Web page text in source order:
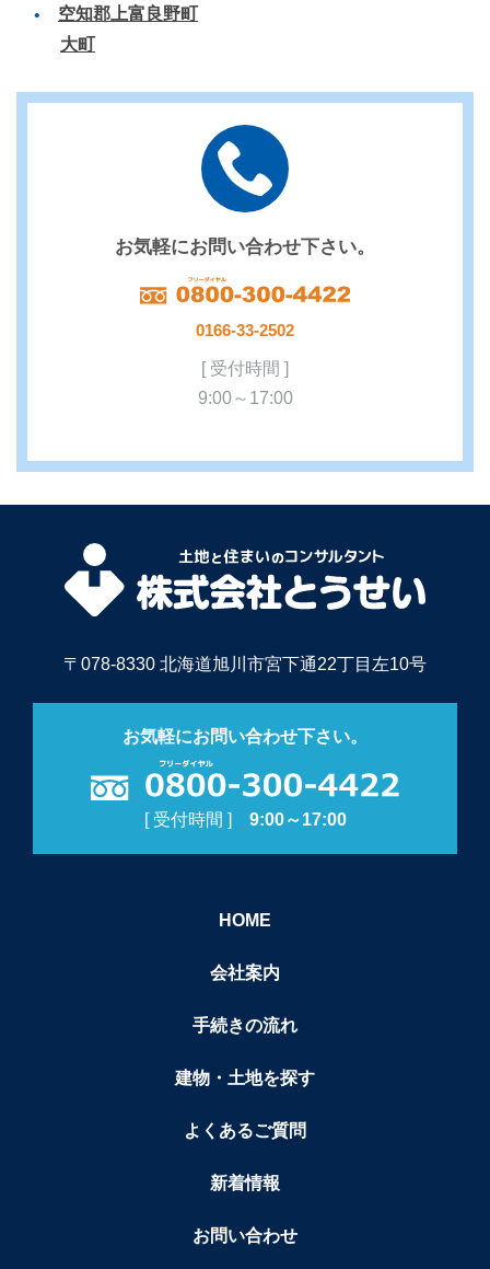
空知郡上富良野町
大町
お気軽にお問い合わせ下さい。
0166-33-2502
[ 受付時間 ]
9:00～17:00
〒078-8330 北海道旭川市宮下通22丁目左10号
お気軽にお問い合わせ下さい。
[ 受付時間 ] 9:00～17:00
HOME
会社案内
手続きの流れ
建物・土地を探す
よくあるご質問
新着情報
お問い合わせ